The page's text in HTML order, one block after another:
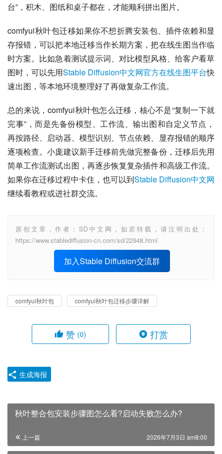
台”，积木、图纸和桌子都在，才能顺利拼出图片。
comfyui秋叶包迁移如果你不想折腾安装包、插件依赖和显
存报错，可以把本地迁移当作长期方案，把在线生图当作临
时方案。比如急着测试提示词、对比模型风格、给客户看草
图时，可以先用Stable Diffusion中文网官方在线生图平台快
速出图，等本地环境整理好了再做复杂工作流。
总的来说，comfyui秋叶包怎么迁移，核心不是“复制一下就
完事”，而是先备份模型、工作流、输出图和自定义节点，
再按路径、启动器、模型识别、节点依赖、显存报错的顺序
逐项检查。小庞建议新手迁移前先做完整备份，迁移后先用
简单工作流测试出图，再逐步恢复复杂插件和高级工作流。
如果你在迁移过程中卡住，也可以到Stable Diffusion中文网
继续看教程或进社群交流。
原创文章，作者：SD中文网，如若转载，请注明出处：
https://www.stablediffusion-cn.com/sd/22948.html
加入Stable Diffusion交流群
comfyui秋叶包 comfyui秋叶包迁移步骤详解
赞 (0) 打赏
生成海报
秋叶整合包安装步骤图怎么看?启动失败怎么办?
上一篇 2026年7月3日 am8:00